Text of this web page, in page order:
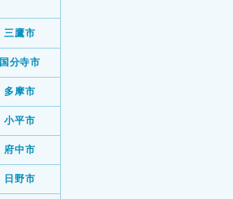
三鷹市
国分寺市
多摩市
小平市
府中市
日野市